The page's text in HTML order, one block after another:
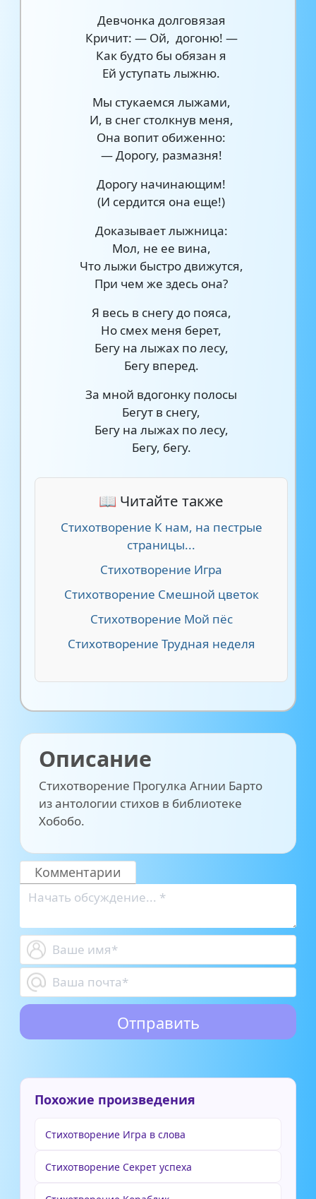
Девчонка долговязая
Кричит: — Ой, догоню! —
Как будто бы обязан я
Ей уступать лыжню.
Мы стукаемся лыжами,
И, в снег столкнув меня,
Она вопит обиженно:
— Дорогу, размазня!
Дорогу начинающим!
(И сердится она еще!)
Доказывает лыжница:
Мол, не ее вина,
Что лыжи быстро движутся,
При чем же здесь она?
Я весь в снегу до пояса,
Но смех меня берет,
Бегу на лыжах по лесу,
Бегу вперед.
За мной вдогонку полосы
Бегут в снегу,
Бегу на лыжах по лесу,
Бегу, бегу.
📖 Читайте также
Стихотворение К нам, на пестрые
страницы...
Стихотворение Игра
Стихотворение Смешной цветок
Стихотворение Мой пёс
Стихотворение Трудная неделя
Описание
Стихотворение Прогулка Агнии Барто
из антологии стихов в библиотеке
Хобобо.
Комментарии
Похожие произведения
Стихотворение Игра в слова
Стихотворение Секрет успеха